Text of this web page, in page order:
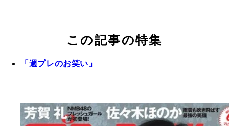
この記事の特集
「週プレのお笑い」